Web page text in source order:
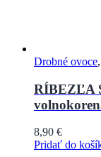
Drobné ovoce,
RÍBEZĽA
8,90 €
Pridať do